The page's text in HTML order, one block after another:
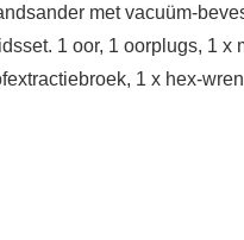
met vacuüm-
1 oor, 1 oorplugs, 1
1 x hex-